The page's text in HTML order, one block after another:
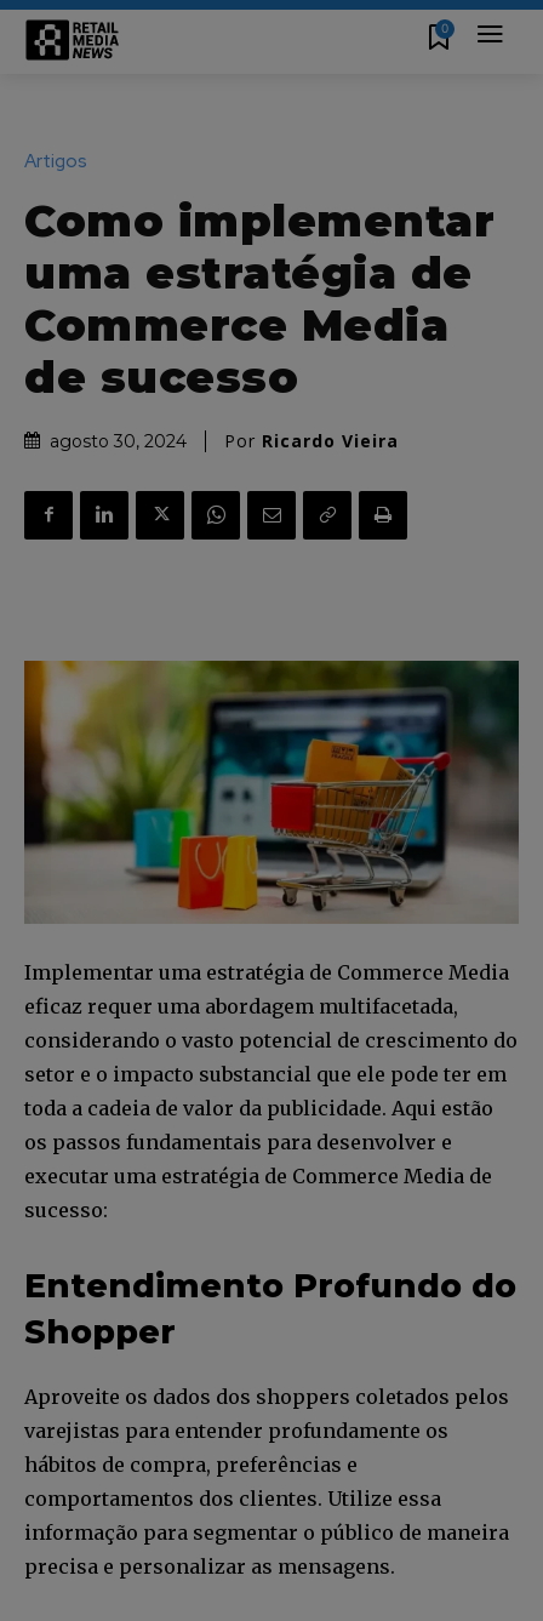
0
Artigos
Como implementar
uma estratégia de
Commerce Media
de sucesso
agosto 30, 2024 Por Ricardo Vieira
Implementar uma estratégia de Commerce Media
eficaz requer uma abordagem multifacetada,
considerando o vasto potencial de crescimento do
setor e o impacto substancial que ele pode ter em
toda a cadeia de valor da publicidade. Aqui estão
os passos fundamentais para desenvolver e
executar uma estratégia de Commerce Media de
sucesso:
Entendimento Profundo do
Shopper
Aproveite os dados dos shoppers coletados pelos
varejistas para entender profundamente os
hábitos de compra, preferências e
comportamentos dos clientes. Utilize essa
informação para segmentar o público de maneira
precisa e personalizar as mensagens.